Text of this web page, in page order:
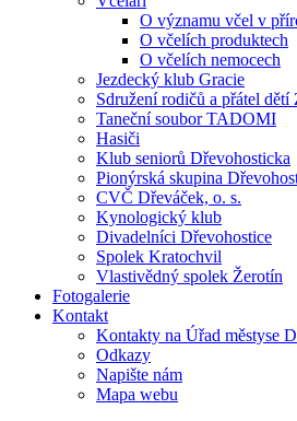
O významu včel v
O včelích produktech
O včelích nemocech
Jezdecký klub Gracie
Sdružení rodičů a přátel dětí
Taneční soubor TADOMI
Hasiči
Klub seniorů Dřevohosticka
Pionýrská skupina
CVČ Dřeváček, o. s.
Kynologický klub
Divadelníci Dřevohostice
Spolek Kratochvil
Vlastivědný spolek Žerotín
Fotogalerie
Kontakt
Kontakty na Úřad městyse
Odkazy
Napište nám
Mapa webu